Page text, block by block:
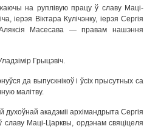
на руплівую працу ў славу Маці-
іерэя Віктара Кулічэнку, іерэя Сергія
Масесава — правам нашэння
Грыцэвіч.
да выпускнікоў і ўсіх прысутных са
малітву.
духоўнай акадэміі архімандрыта Сергія
Маці-Царквы, ордэнам свяціцеля